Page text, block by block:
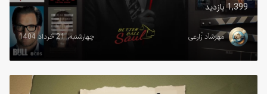
1,399 بازدید
مهرشاد زارعی چهارشنبه، 21 خرداد 1404